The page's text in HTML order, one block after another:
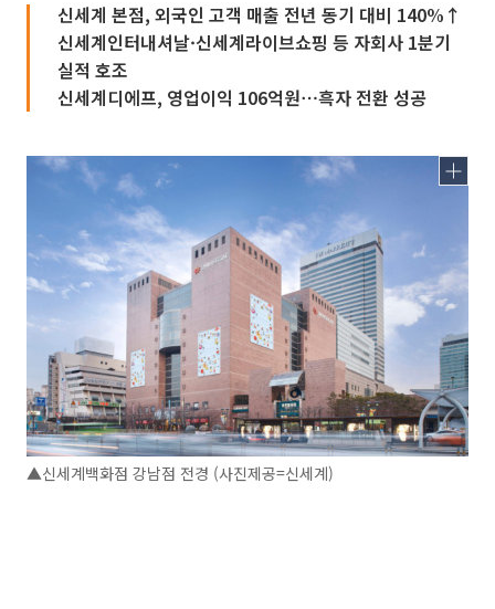
신세계 본점, 외국인 고객 매출 전년 동기 대비 140%↑
신세계인터내셔날·신세계라이브쇼핑 등 자회사 1분기
실적 호조
신세계디에프, 영업이익 106억원⋯흑자 전환 성공
▲신세계백화점 강남점 전경 (사진제공=신세계)